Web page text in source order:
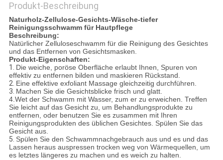
Produkt-Beschreibung
Naturholz-Zellulose-Gesichts-Wäsche-tiefer
Reinigungsschwamm für Hautpflege
Beschreibung:
Natürlicher Zelluloseschwamm für die Reinigung des Gesichtes
und das Entfernen von Gesichtsmasken.
Produkt-Eigenschaften:
1. Die weiche, poröse Oberfläche erlaubt Ihnen, Spuren von
effektiv zu entfernen bilden und maskieren Rückstand.
2. Eine effektive exfoliant Massage gleichzeitig durchführen.
3. Machen Sie die Gesichtsblicke frisch und glatt.
4.Wet der Schwamm mit Wasser, zum er zu erweichen. Treffen
Sie leicht auf das Gesicht zu, um Behandlungsprodukte zu
entfernen, oder benutzen Sie es zusammen mit Ihren
Reinigungsprodukten des üblichen Gesichtes. Spülen Sie das
Gesicht aus.
5. Spülen Sie den Schwammnachgebrauch aus und es und das
Lassen heraus auspressen trocken weg von Wärmequellen, um
es letztes längeres zu machen und es weich zu halten.